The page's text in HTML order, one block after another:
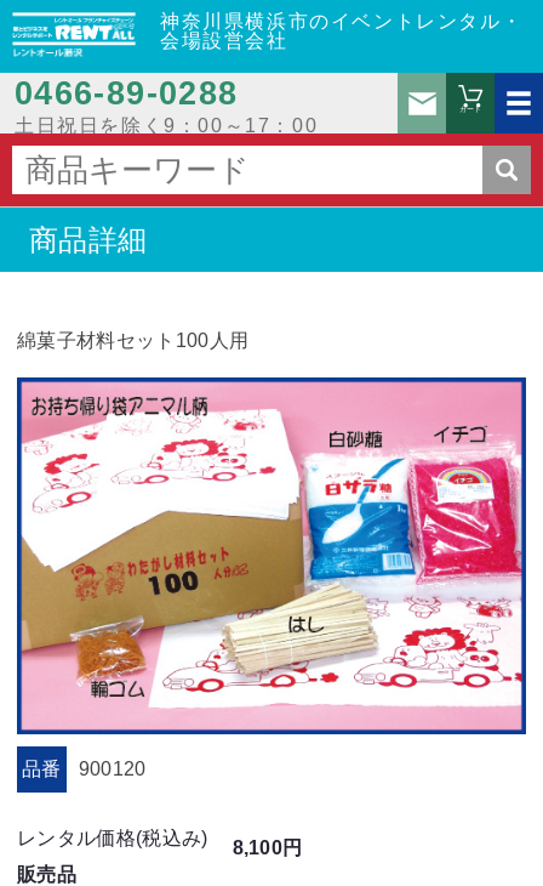
神奈川県横浜市のイベントレンタル・
会場設営会社
0466‐89‐0288
土日祝日を除く9：00～17：00
お問
カート
商品詳細
綿菓子材料セット100人用
品番 900120
レンタル価格(税込み)
販売品
8,100円